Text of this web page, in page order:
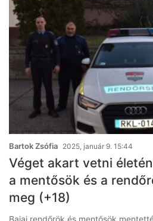
Bartok Zsófia 2025, január 9. 15:44
Véget akart vetni
a mentősök és a
meg (+18)
Bajai rendőrök és mentősök